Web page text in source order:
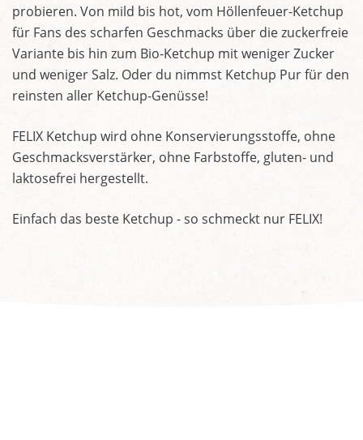
probieren. Von mild bis hot, vom Höllenfeuer-Ketchup
für Fans des scharfen Geschmacks über die zuckerfreie
Variante bis hin zum Bio-Ketchup mit weniger Zucker
und weniger Salz. Oder du nimmst Ketchup Pur für den
reinsten aller Ketchup-Genüsse!
FELIX Ketchup wird ohne Konservierungsstoffe, ohne
Geschmacksverstärker, ohne Farbstoffe, gluten- und
laktosefrei hergestellt.
Einfach das beste Ketchup - so schmeckt nur FELIX!